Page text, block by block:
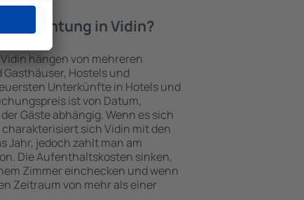
in Vidin?
hängen von mehreren
Hostels und
Unterkünfte in Hotels und
ist von Datum,
Gäste abhängig. Wenn es sich
sich Vidin mit den
Jahr, jedoch zahlt man am
Die Aufenthaltskosten sinken,
Zimmer einchecken und wenn
Zeitraum von mehr als einer